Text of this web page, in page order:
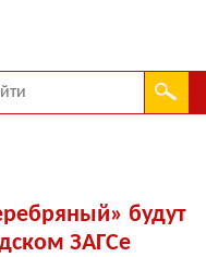
будут
ЗАГСе